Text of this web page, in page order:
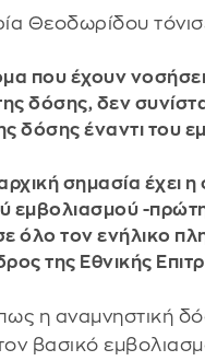
Θεοδωρίδου
που έχουν
δόσης, δεν
δόσης έναντι του
σημασία έχει
εμβολιασμού -
όλο τον ενήλικο
της Εθνικής
η αναμνηστική
βασικό